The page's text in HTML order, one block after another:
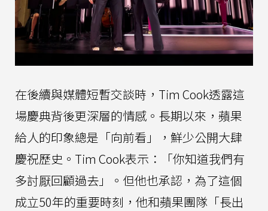
在後續與媒體短暫交談時，Tim Cook透露這
場慶典背後更深層的情感。長期以來，蘋果
給人的印象總是「向前看」，鮮少公開大肆
慶祝歷史。Tim Cook表示：「你知道我們有
多討厭回顧過去」。但他也承認，為了這個
成立50年的重要時刻，他和蘋果團隊「長出